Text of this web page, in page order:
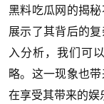
黑料吃瓜网的揭
展示了其背后的
入分析，我们可
略。这一现象也
在享受其带来的娱